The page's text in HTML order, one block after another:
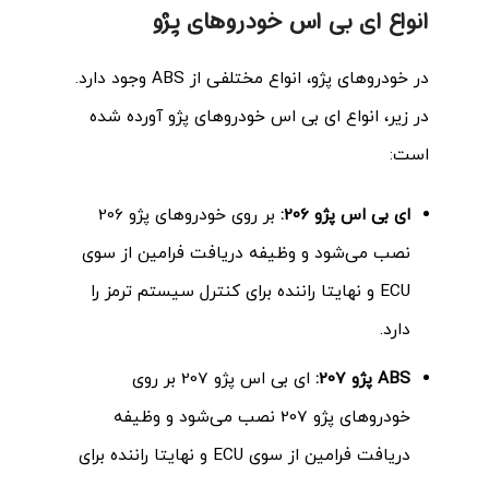
انواع ای بی اس خودروهای پژو
در خودروهای پژو، انواع مختلفی از ABS وجود دارد.
در زیر، انواع ای بی اس خودروهای پژو آورده شده
است:
ای بی اس پژو 206:
بر روی خودروهای پژو 206
نصب می‌شود و وظیفه دریافت فرامین از سوی
ECU و نهایتا راننده برای کنترل سیستم ترمز را
دارد.
ABS پژو 207:
ای بی اس پژو 207 بر روی
خودروهای پژو 207 نصب می‌شود و وظیفه
دریافت فرامین از سوی ECU و نهایتا راننده برای